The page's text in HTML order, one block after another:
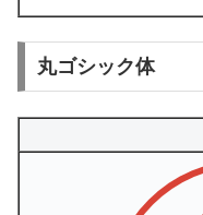
丸ゴシック体